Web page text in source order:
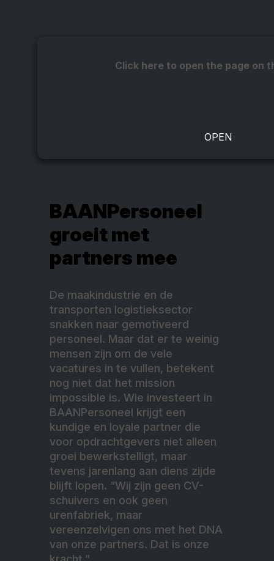
Click here to open the page on
BAANPersoneel
groeit met
partners mee
De maakindustrie en de
transporten logistieksector
snakken naar gemotiveerd
personeel. Maar dat er te weinig
mensen zijn om de vele
vacatures in te vullen, betekent
nog niet dat het mission
impossible is. Wie investeert in
BAANPersoneel krijgt een
kundige en loyale partner die
voor opdrachtgevers niet alleen
groei bewerkstelligt, maar
tevens jarenlang aan diens zijde
blijft lopen. “Wij zijn geen CV-
schuivers en ook geen
urenfabriek, maar
vereenzelvigen ons met het DNA
van onze partners. Dat is onze